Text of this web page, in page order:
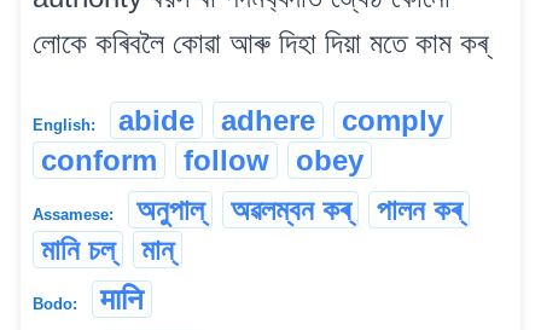
লোকে কৰিবলৈ কোৱা আৰু দিহা দিয়া মতে কাম কৰ্
English: abide adhere
comply
conform
follow obey
Assamese: অনুপাল্ অৱলম্বন কৰ্
পালন কৰ্
মানি চল্
মান্
Bodo: मानि